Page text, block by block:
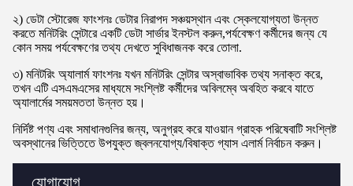
যোগাযোগ
২) ডেটা স্টোরেজ ফাংশনঃ ডেটার নিরাপদ সঞ্চয়স্থান এবং স্কেলযোগ্যতা উন্নত
করতে মনিটরিং সেন্টারে একটি ডেটা সার্ভার ইনস্টল করুন,পর্যবেক্ষণ কর্মীদের জন্য যে
কোন সময় পর্যবেক্ষণের তথ্য দেখতে সুবিধাজনক করে তোলা.
৩) মনিটরিং অ্যালার্ম ফাংশনঃ যখন মনিটরিং সেন্টার অস্বাভাবিক তথ্য সনাক্ত করে,
তখন এটি এসএমএসের মাধ্যমে সংশ্লিষ্ট কর্মীদের অবিলম্বে অবহিত করবে যাতে
অ্যালার্মের সময়মততা উন্নত হয়।
নির্দিষ্ট পণ্য এবং সমাধানগুলির জন্য, অনুগ্রহ করে যাওয়ান গ্রাহক পরিষেবাটি সংশ্লিষ্ট
অবস্থানের ভিত্তিতে উপযুক্ত জ্বলনযোগ্য/বিষাক্ত গ্যাস এলার্ম নির্বাচন করুন।